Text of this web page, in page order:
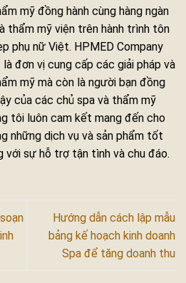
mỹ đồng hành cùng hàng ngàn
thẩm mỹ viện trên hành trình tôn
phụ nữ Việt. HPMED Company
đơn vị cung cấp các giải pháp và
mỹ mà còn là người bạn đồng
của các chủ spa và thẩm mỹ
tôi luôn cam kết mang đến cho
những dịch vụ và sản phẩm tốt
với sự hỗ trợ tận tình và chu đáo.
Hướng dẫn cách lập mẫu
bảng kế hoạch kinh doanh
Spa để tăng doanh thu